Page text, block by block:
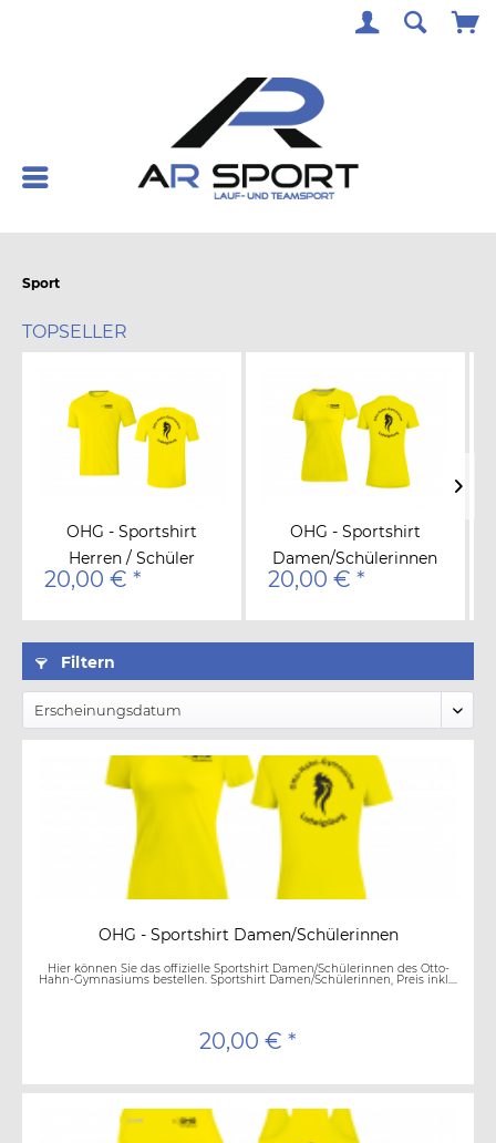
Sport
TOPSELLER
OHG - Sportshirt
Herren / Schüler
20,00 € *
OHG - Sportshirt
Damen/Schülerinnen
20,00 € *
Filtern
OHG - Sportshirt Damen/Schülerinnen
Hier können Sie das offizielle Sportshirt Damen/Schülerinnen des Otto-
Hahn-Gymnasiums bestellen. Sportshirt Damen/Schülerinnen, Preis inkl....
20,00 € *